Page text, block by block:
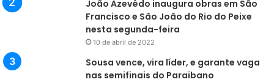
1° Lucicleide Gabriel de Assis
2° Mary Emannuella da Costa Oliveira
3° Joselia Cardoso Xavier
João Azevêdo inaugura obras em São
Francisco e São João do Rio do Peixe
nesta segunda-feira
10 de abril de 2022
Sousa vence, vira líder, e garante vaga
nas semifinais do Paraibano